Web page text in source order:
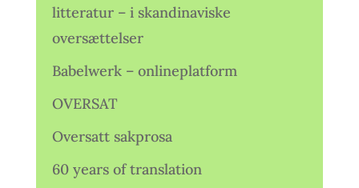
litteratur – i skandinaviske
oversættelser
Babelwerk – onlineplatform
OVERSAT
Oversatt sakprosa
60 years of translation